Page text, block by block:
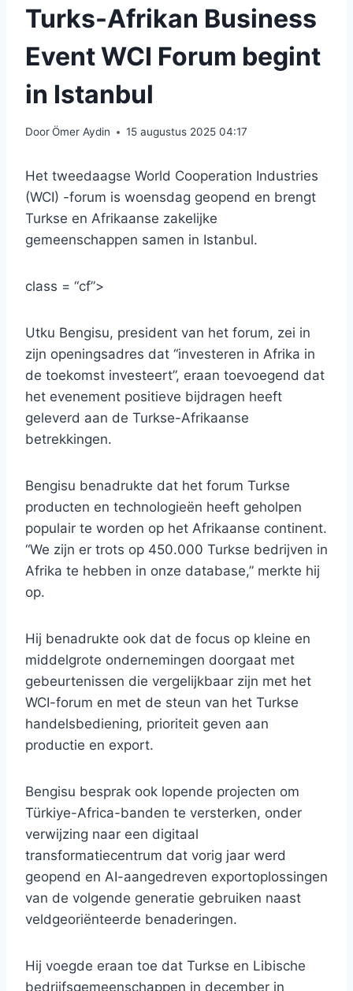
Turks-Afrikan Business
Event WCI Forum begint
in Istanbul
DoorÖmer Aydin 15 augustus 2025 04:17
Het tweedaagse World Cooperation Industries
(WCI) -forum is woensdag geopend en brengt
Turkse en Afrikaanse zakelijke
gemeenschappen samen in Istanbul.
class = “cf”>
Utku Bengisu, president van het forum, zei in
zijn openingsadres dat “investeren in Afrika in
de toekomst investeert”, eraan toevoegend dat
het evenement positieve bijdragen heeft
geleverd aan de Turkse-Afrikaanse
betrekkingen.
Bengisu benadrukte dat het forum Turkse
producten en technologieën heeft geholpen
populair te worden op het Afrikaanse continent.
“We zijn er trots op 450.000 Turkse bedrijven in
Afrika te hebben in onze database,” merkte hij
op.
Hij benadrukte ook dat de focus op kleine en
middelgrote ondernemingen doorgaat met
gebeurtenissen die vergelijkbaar zijn met het
WCI-forum en met de steun van het Turkse
handelsbediening, prioriteit geven aan
productie en export.
Bengisu besprak ook lopende projecten om
Türkiye-Africa-banden te versterken, onder
verwijzing naar een digitaal
transformatiecentrum dat vorig jaar werd
geopend en AI-aangedreven exportoplossingen
van de volgende generatie gebruiken naast
veldgeoriënteerde benaderingen.
Hij voegde eraan toe dat Turkse en Libische
bedrijfsgemeenschappen in december in